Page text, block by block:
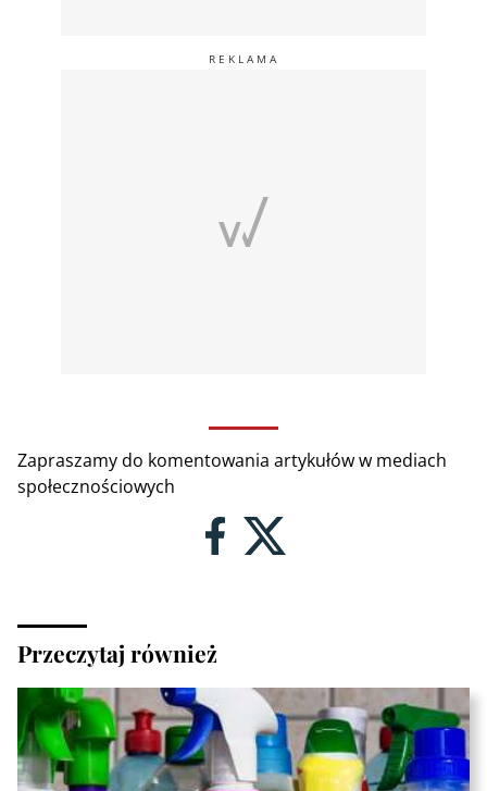
Zapraszamy do komentowania artykułów w mediach
społecznościowych
Przeczytaj również